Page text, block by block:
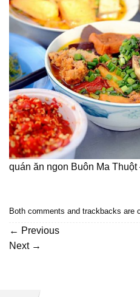
quán ăn ngon Buôn Ma
Both comments and trackbacks are
← Previous
Next →